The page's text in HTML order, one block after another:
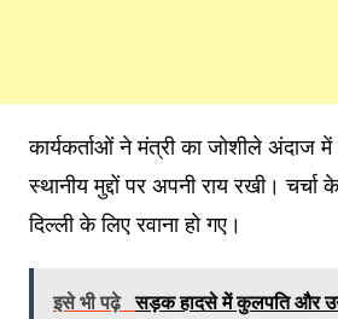
कार्यकर्ताओं ने मंत्री का जोशीले अंदाज
स्थानीय मुद्दों पर अपनी राय रखी।
दिल्ली के लिए रवाना हो गए।
इसे भी पढ़े सड़क हादसे में कुलपति और